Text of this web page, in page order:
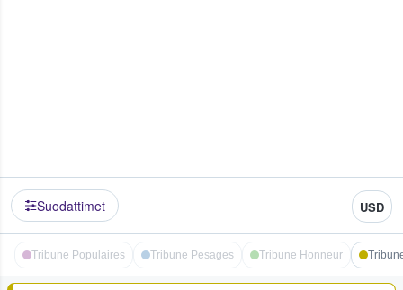
Suodattimet USD
Tribune Populaires Tribune Pesages Tribune Honneur